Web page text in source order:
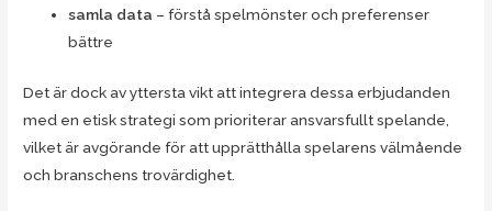
samla data – förstå spelmönster och preferenser
bättre
Det är dock av yttersta vikt att integrera dessa erbjudanden
med en etisk strategi som prioriterar ansvarsfullt spelande,
vilket är avgörande för att upprätthålla spelarens välmående
och branschens trovärdighet.